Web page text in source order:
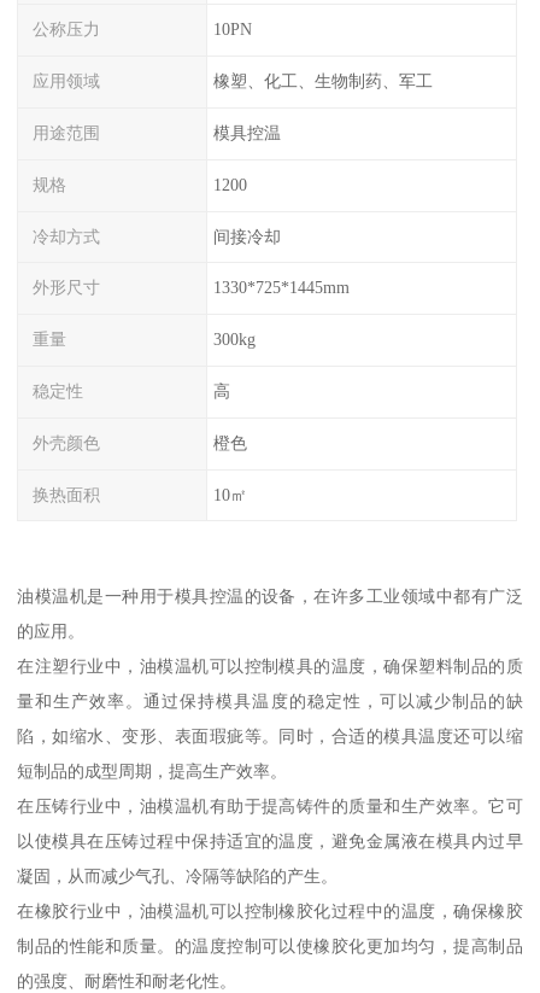
公称压力 10PN
应用领域 橡塑、化工、生物制药、军工
用途范围 模具控温
规格 1200
冷却方式 间接冷却
外形尺寸 1330*725*1445mm
重量 300kg
稳定性 高
外壳颜色 橙色
换热面积 10㎡
油模温机是一种用于模具控温的设备，在许多工业领域中都有广泛
的应用。
在注塑行业中，油模温机可以控制模具的温度，确保塑料制品的质
量和生产效率。通过保持模具温度的稳定性，可以减少制品的缺
陷，如缩水、变形、表面瑕疵等。同时，合适的模具温度还可以缩
短制品的成型周期，提高生产效率。
在压铸行业中，油模温机有助于提高铸件的质量和生产效率。它可
以使模具在压铸过程中保持适宜的温度，避免金属液在模具内过早
凝固，从而减少气孔、冷隔等缺陷的产生。
在橡胶行业中，油模温机可以控制橡胶化过程中的温度，确保橡胶
制品的性能和质量。的温度控制可以使橡胶化更加均匀，提高制品
的强度、耐磨性和耐老化性。